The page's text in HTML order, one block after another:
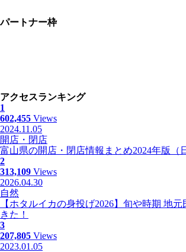
パートナー枠
アクセスランキング
1
602,455 Views
2024.11.05
開店・閉店
富山県の開店・閉店情報まとめ2024年版（
2
313,109 Views
2026.04.30
自然
【ホタルイカの身投げ2026】旬や時期 地
きた！
3
207,805 Views
2023.01.05